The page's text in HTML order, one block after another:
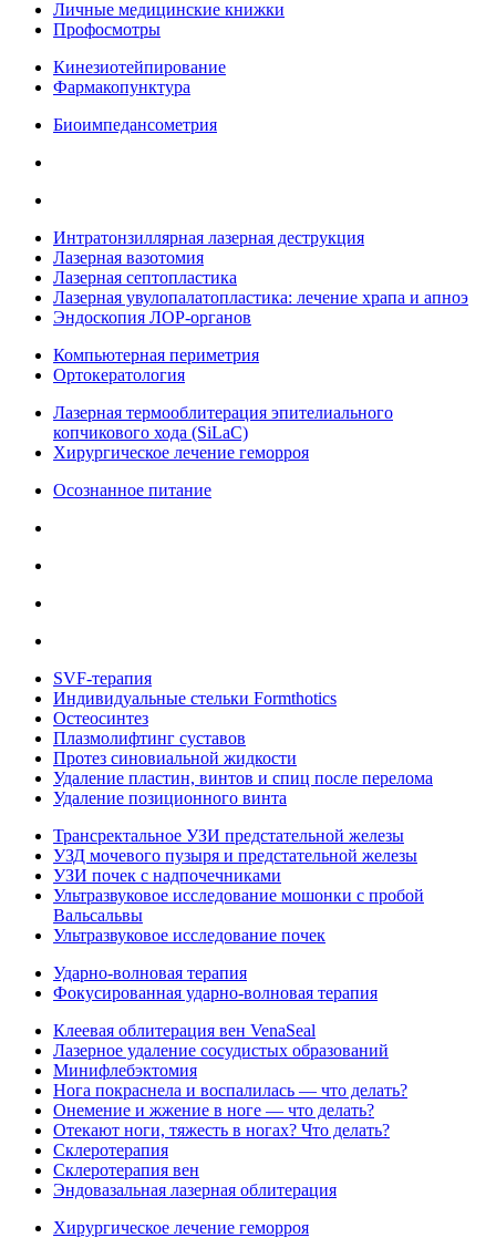
Личные медицинские книжки
Профосмотры
Кинезиотейпирование
Фармакопунктура
Биоимпедансометрия
Интратонзиллярная лазерная деструкция
Лазерная вазотомия
Лазерная септопластика
Лазерная увулопалатопластика: лечение храпа и апноэ
Эндоскопия ЛОР-органов
Компьютерная периметрия
Ортокератология
Лазерная термооблитерация эпителиального
копчикового хода (SiLaC)
Хирургическое лечение геморроя
Осознанное питание
SVF-терапия
Индивидуальные стельки Formthotics
Остеосинтез
Плазмолифтинг суставов
Протез синовиальной жидкости
Удаление пластин, винтов и спиц после перелома
Удаление позиционного винта
Трансректальное УЗИ предстательной железы
УЗД мочевого пузыря и предстательной железы
УЗИ почек с надпочечниками
Ультразвуковое исследование мошонки с пробой
Вальсальвы
Ультразвуковое исследование почек
Ударно-волновая терапия
Фокусированная ударно-волновая терапия
Клеевая облитерация вен VenaSeal
Лазерное удаление сосудистых образований
Минифлебэктомия
Нога покраснела и воспалилась — что делать?
Онемение и жжение в ноге — что делать?
Отекают ноги, тяжесть в ногах? Что делать?
Склеротерапия
Склеротерапия вен
Эндовазальная лазерная облитерация
Хирургическое лечение геморроя